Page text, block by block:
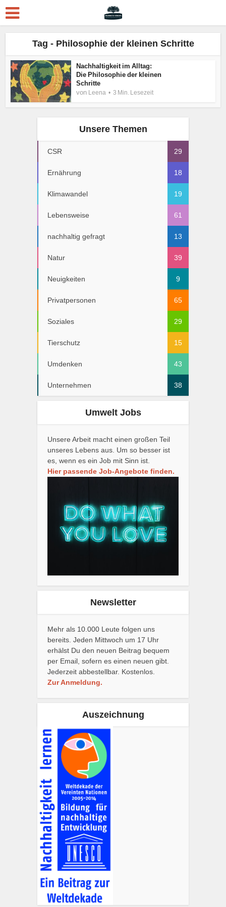
Tag - Philosophie der kleinen Schritte
Nachhaltigkeit im Alltag:
Die Philosophie der kleinen
Schritte
von Leena 3 Min. Lesezeit
Unsere Themen
CSR 29
Ernährung 18
Klimawandel 19
Lebensweise 61
nachhaltig gefragt 13
Natur 39
Neuigkeiten 9
Privatpersonen 65
Soziales 29
Tierschutz 15
Umdenken 43
Unternehmen 38
Umwelt Jobs
Unsere Arbeit macht einen großen Teil
unseres Lebens aus. Um so besser ist
es, wenn es ein Job mit Sinn ist.
Hier passende Job-Angebote finden.
Newsletter
Mehr als 10.000 Leute folgen uns
bereits. Jeden Mittwoch um 17 Uhr
erhälst Du den neuen Beitrag bequem
per Email, sofern es einen neuen gibt.
Jederzeit abbestellbar. Kostenlos.
Zur Anmeldung.
Auszeichnung